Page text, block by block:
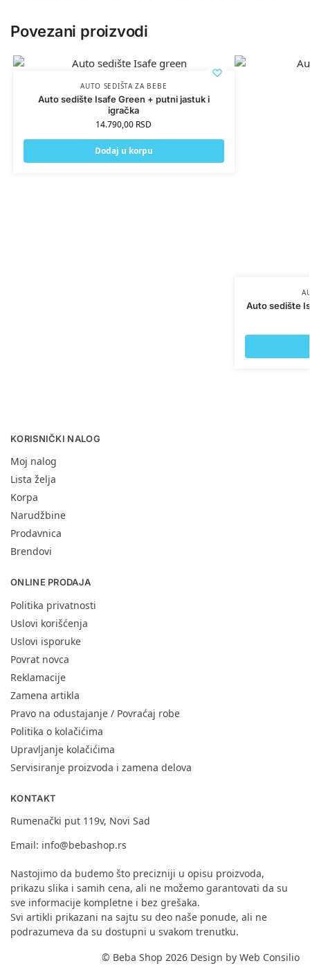
Povezani proizvodi
AUTO SEDIŠTA ZA BEBE
Auto sedište Isafe Green + putni jastuk i
igračka
14.790,00 RSD
Dodaj u korpu
Auto sedište
KORISNIČKI NALOG
Moj nalog
Lista želja
Korpa
Narudžbine
Prodavnica
Brendovi
ONLINE PRODAJA
Politika privatnosti
Uslovi korišćenja
Uslovi isporuke
Povrat novca
Reklamacije
Zamena artikla
Pravo na odustajanje / Povraćaj robe
Politika o kolačićima
Upravljanje kolačićima
Servisiranje proizvoda i zamena delova
KONTAKT
Rumenački put 119v, Novi Sad
Email: info@bebashop.rs
Nastojimo da budemo što precizniji u opisu proizvoda,
prikazu slika i samih cena, ali ne možemo garantovati da su
sve informacije kompletne i bez grešaka.
Svi artikli prikazani na sajtu su deo naše ponude, ali ne
podrazumeva da su dostupni u svakom trenutku.
© Beba Shop 2026 Design by Web Consilio